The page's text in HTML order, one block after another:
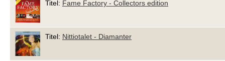
Titel: Fame Factory - Collectors edition
Titel: Nittiotalet - Diamanter